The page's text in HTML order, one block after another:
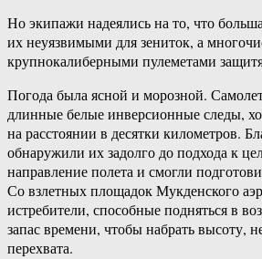
Но экипажи надеялись на то, что
их неуязвимыми для зениток, а
крупнокалиберными пулеметами
Погода была ясной и морозной.
длинные белые инверсионные следы,
на расстоянии в десятки километров.
обнаружили их задолго до подхода к
направление полета и смогли
Со взлетных площадок Мукденского
истребители, способные подняться в
запас времени, чтобы набрать высоту,
перехвата.